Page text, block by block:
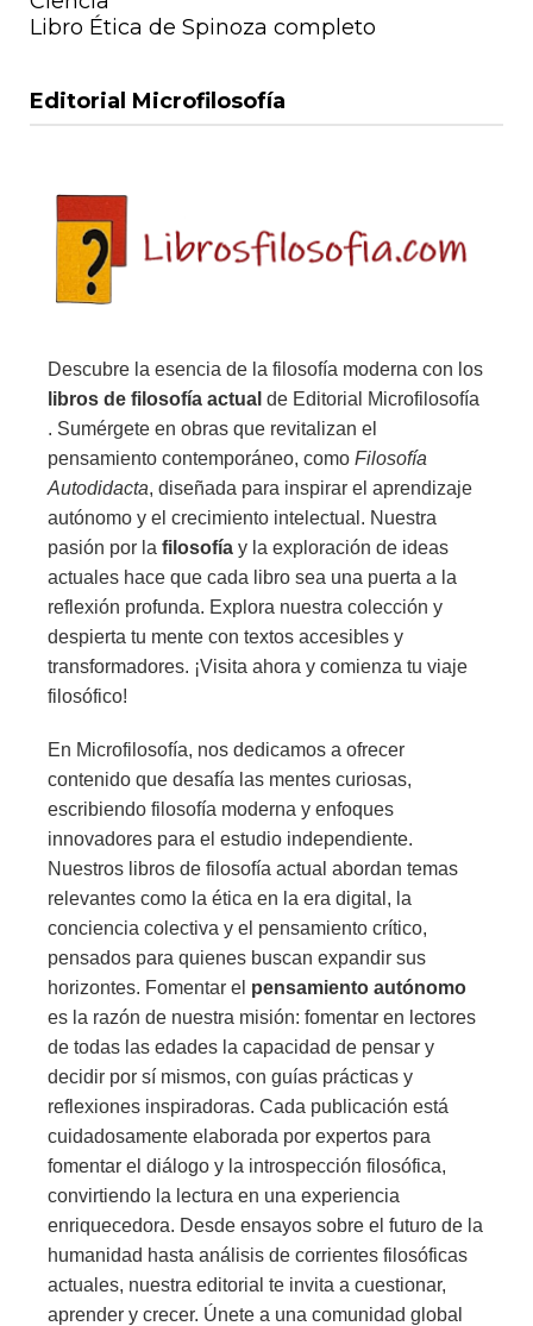
Libro Ética de Spinoza completo
Editorial Microfilosofía
Descubre la esencia de la filosofía moderna con los
libros de filosofía actual de Editorial Microfilosofía
. Sumérgete en obras que revitalizan el
pensamiento contemporáneo, como Filosofía
Autodidacta, diseñada para inspirar el aprendizaje
autónomo y el crecimiento intelectual. Nuestra
pasión por la filosofía y la exploración de ideas
actuales hace que cada libro sea una puerta a la
reflexión profunda. Explora nuestra colección y
despierta tu mente con textos accesibles y
transformadores. ¡Visita ahora y comienza tu viaje
filosófico!
En Microfilosofía, nos dedicamos a ofrecer
contenido que desafía las mentes curiosas,
escribiendo filosofía moderna y enfoques
innovadores para el estudio independiente.
Nuestros libros de filosofía actual abordan temas
relevantes como la ética en la era digital, la
conciencia colectiva y el pensamiento crítico,
pensados para quienes buscan expandir sus
horizontes. Fomentar el pensamiento autónomo
es la razón de nuestra misión: fomentar en lectores
de todas las edades la capacidad de pensar y
decidir por sí mismos, con guías prácticas y
reflexiones inspiradoras. Cada publicación está
cuidadosamente elaborada por expertos para
fomentar el diálogo y la introspección filosófica,
convirtiendo la lectura en una experiencia
enriquecedora. Desde ensayos sobre el futuro de la
humanidad hasta análisis de corrientes filosóficas
actuales, nuestra editorial te invita a cuestionar,
aprender y crecer. Únete a una comunidad global